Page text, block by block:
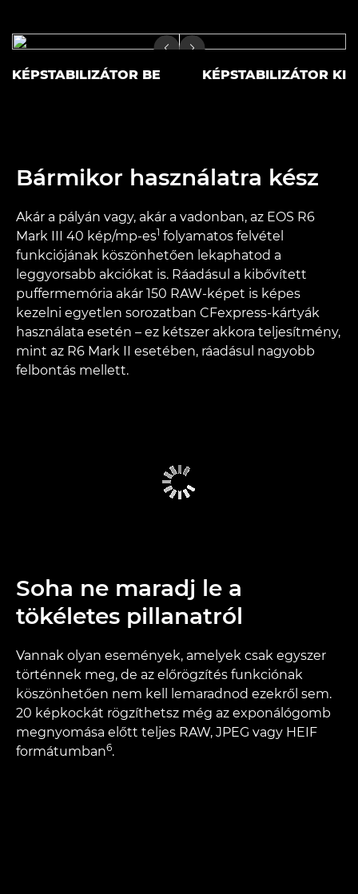
KÉPSTABILIZÁTOR BE KÉPSTABILIZÁTOR KI
Bármikor használatra kész
Akár a pályán vagy, akár a vadonban, az EOS R6
Mark III 40 kép/mp-es1 folyamatos felvétel
funkciójának köszönhetően lekaphatod a
leggyorsabb akciókat is. Ráadásul a kibővített
puffermemória akár 150 RAW-képet is képes
kezelni egyetlen sorozatban CFexpress-kártyák
használata esetén – ez kétszer akkora teljesítmény,
mint az R6 Mark II esetében, ráadásul nagyobb
felbontás mellett.
Soha ne maradj le a
tökéletes pillanatról
Vannak olyan események, amelyek csak egyszer
történnek meg, de az előrögzítés funkciónak
köszönhetően nem kell lemaradnod ezekről sem.
20 képkockát rögzíthetsz még az exponálógomb
megnyomása előtt teljes RAW, JPEG vagy HEIF
formátumban6.